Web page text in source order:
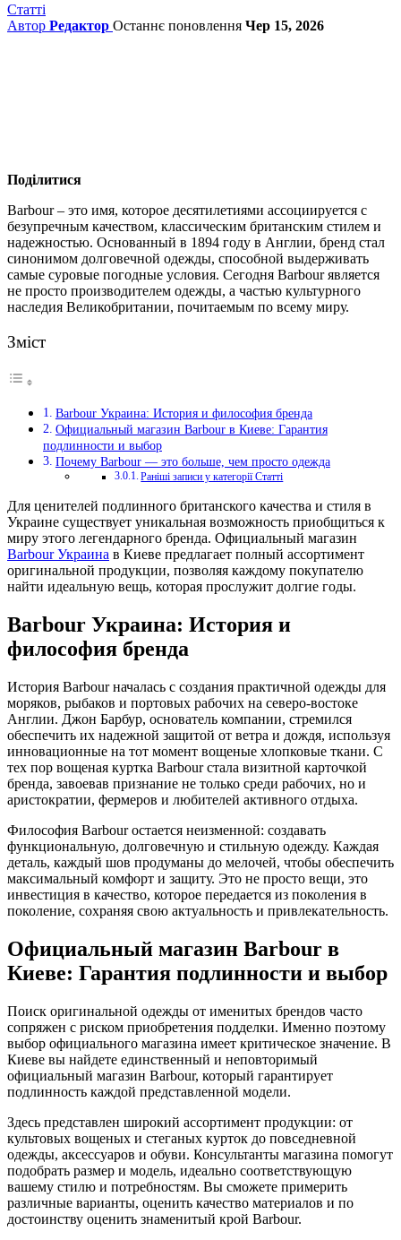
Статті
Автор Редактор Останнє поновлення Чер 15, 2026
Поділитися
Barbour – это имя, которое десятилетиями ассоциируется с
безупречным качеством, классическим британским стилем и
надежностью. Основанный в 1894 году в Англии, бренд стал
синонимом долговечной одежды, способной выдерживать
самые суровые погодные условия. Сегодня Barbour является
не просто производителем одежды, а частью культурного
наследия Великобритании, почитаемым по всему миру.
Зміст
Barbour Украина: История и философия бренда
Официальный магазин Barbour в Киеве: Гарантия
подлинности и выбор
Почему Barbour — это больше, чем просто одежда
Раніші записи у категорії Статті
Для ценителей подлинного британского качества и стиля в
Украине существует уникальная возможность приобщиться к
миру этого легендарного бренда. Официальный магазин
Barbour Украина в Киеве предлагает полный ассортимент
оригинальной продукции, позволяя каждому покупателю
найти идеальную вещь, которая прослужит долгие годы.
Barbour Украина: История и
философия бренда
История Barbour началась с создания практичной одежды для
моряков, рыбаков и портовых рабочих на северо-востоке
Англии. Джон Барбур, основатель компании, стремился
обеспечить их надежной защитой от ветра и дождя, используя
инновационные на тот момент вощеные хлопковые ткани. С
тех пор вощеная куртка Barbour стала визитной карточкой
бренда, завоевав признание не только среди рабочих, но и
аристократии, фермеров и любителей активного отдыха.
Философия Barbour остается неизменной: создавать
функциональную, долговечную и стильную одежду. Каждая
деталь, каждый шов продуманы до мелочей, чтобы обеспечить
максимальный комфорт и защиту. Это не просто вещи, это
инвестиция в качество, которое передается из поколения в
поколение, сохраняя свою актуальность и привлекательность.
Официальный магазин Barbour в
Киеве: Гарантия подлинности и выбор
Поиск оригинальной одежды от именитых брендов часто
сопряжен с риском приобретения подделки. Именно поэтому
выбор официального магазина имеет критическое значение. В
Киеве вы найдете единственный и неповторимый
официальный магазин Barbour, который гарантирует
подлинность каждой представленной модели.
Здесь представлен широкий ассортимент продукции: от
культовых вощеных и стеганых курток до повседневной
одежды, аксессуаров и обуви. Консультанты магазина помогут
подобрать размер и модель, идеально соответствующую
вашему стилю и потребностям. Вы сможете примерить
различные варианты, оценить качество материалов и по
достоинству оценить знаменитый крой Barbour.